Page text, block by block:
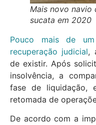
Mais novo navio
sucata em 2020
Pouco mais de
recuperação judicial,
de existir. Após
insolvência, a
fase de liquidação,
retomada de
De acordo com a